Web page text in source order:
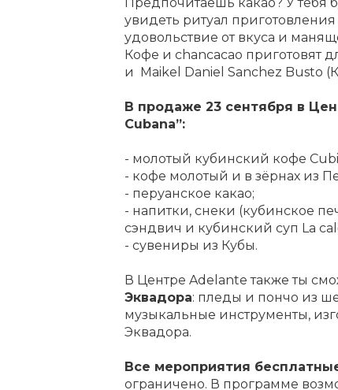
увидеть ритуал приготовления
удовольствие от вкуса и
Кофе и chancacao приготовят
и Maikel Daniel Sanchez Busto
В продаже 23 сентября в
Cubana”:
- молотый кубинский кофе
- кофе молотый и в зёрнах из
- перуанское какао;
- напитки, снеки (кубинское
сэндвич и кубинский суп La
- сувениры из Кубы.
В Центре Adelante также ты
Эквадора: пледы и пончо из
музыкальные инструменты,
Эквадора.
Все мероприятия
ограничено. В программе